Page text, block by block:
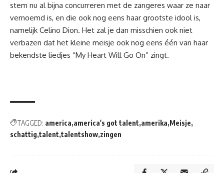
stem nu al bijna concurreren met de zangeres waar ze naar
vernoemd is, en die ook nog eens haar grootste idool is,
namelijk Celino Dion. Het zal je dan misschien ook niet
verbazen dat het kleine meisje ook nog eens één van haar
bekendste liedjes “My Heart Will Go On” zingt.
TAGGED: america america's got talent amerika Meisje
schattig talent talentshow zingen